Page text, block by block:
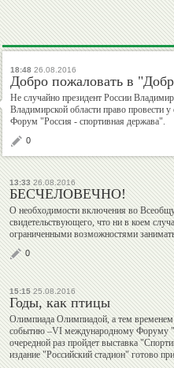
Вячеслав
Колосков
Виктор
Коноплев
Валерий
Штейнбах
Михаил
Шлаен
Рудольф
Незвецкий
Алексей
Власенко
Дмитрий
Дубровский
Екатерина
Киселева
18:48 26.08.2016
Добро пожаловать в
Не случайно президент России
Владимирской области право провести
Форум "Россия - спортивная держава".
0
13:3326.08.2016
БЕСЧЕЛОВЕЧНО!
О необходимости включения во
свидетельствующего, что ни в коем
ограниченными возможностями
0
15:1525.08.2016
Годы, как птицы
Олимпиада Олимпиадой, а тем
событию –VI международному Форуму
очередной раз пройдет выставка
издание "Российский стадион" готово